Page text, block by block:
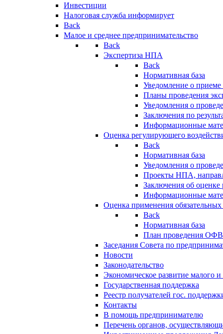
Инвестиции
Налоговая служба информирует
Back
Малое и среднее предпринимательство
Back
Экспертиза НПА
Back
Нормативная база
Уведомление о
Планы проведения
Уведомления о
Заключения по
Информационные
Оценка регулирующего
Back
Нормативная база
Уведомления о
Проекты НПА,
Заключения об
Информационные
Оценка применения
Back
Нормативная база
План проведения
Заседания Совета по
Новости
Законодательство
Экономическое развитие малого и
Государственная поддержка
Реестр получателей гос.
Контакты
В помощь предпринимателю
Перечень органов,